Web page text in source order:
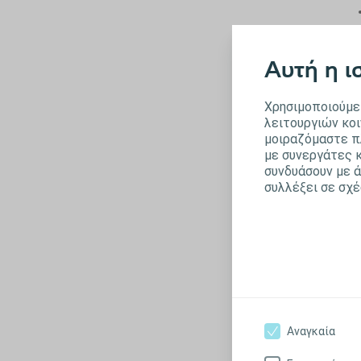
Αυτή η
λειτουργιών
μοιραζόμαστε
με συνεργάτες
συνδυάσουν με
συλλέξει σε
Αναγκαία